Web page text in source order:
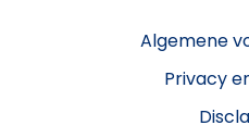
Algemene
Privacy